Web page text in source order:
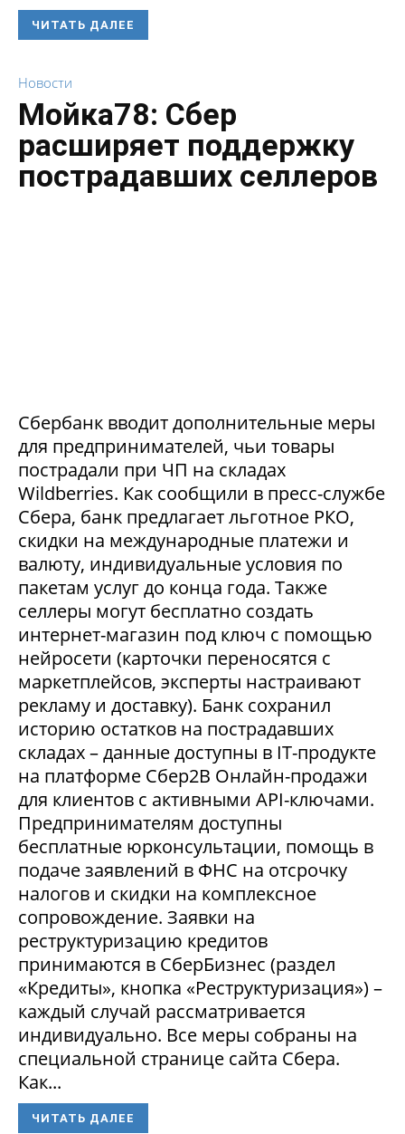
ЧИТАТЬ ДАЛЕЕ
Новости
Мойка78: Сбер
расширяет поддержку
пострадавших селлеров
Сбербанк вводит дополнительные меры
для предпринимателей, чьи товары
пострадали при ЧП на складах
Wildberries. Как сообщили в пресс-службе
Сбера, банк предлагает льготное РКО,
скидки на международные платежи и
валюту, индивидуальные условия по
пакетам услуг до конца года. Также
селлеры могут бесплатно создать
интернет-магазин под ключ с помощью
нейросети (карточки переносятся с
маркетплейсов, эксперты настраивают
рекламу и доставку). Банк сохранил
историю остатков на пострадавших
складах – данные доступны в IT-продукте
на платформе Сбер2В Онлайн-продажи
для клиентов с активными API-ключами.
Предпринимателям доступны
бесплатные юрконсультации, помощь в
подаче заявлений в ФНС на отсрочку
налогов и скидки на комплексное
сопровождение. Заявки на
реструктуризацию кредитов
принимаются в СберБизнес (раздел
«Кредиты», кнопка «Реструктуризация») –
каждый случай рассматривается
индивидуально. Все меры собраны на
специальной странице сайта Сбера.
Как...
ЧИТАТЬ ДАЛЕЕ